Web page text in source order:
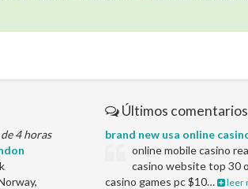
4 horas
Últimos
brand new usa online
online mobile casino
casino website top 30
casino games pc $10…
leer